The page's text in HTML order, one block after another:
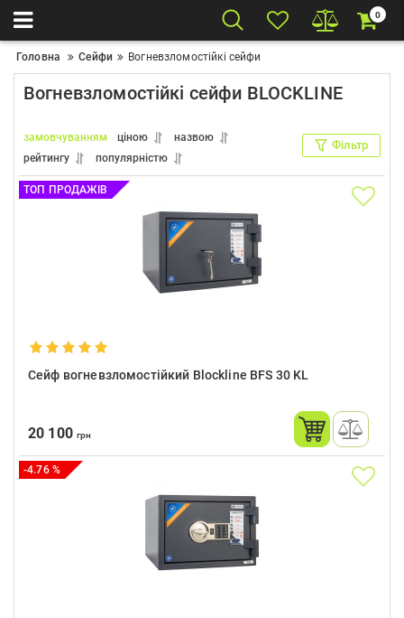
0
Головна Сейфи Вогневзломостійкі сейфи
Вогневзломостійкі сейфи BLOCKLINE
замовчуванням ціною
назвою
рейтингу
популярністю
Фільтр
ТОП ПРОДАЖІВ
Сейф вогневзломостійкий Blockline BFS 30 KL
20 100грн
-4.76 %